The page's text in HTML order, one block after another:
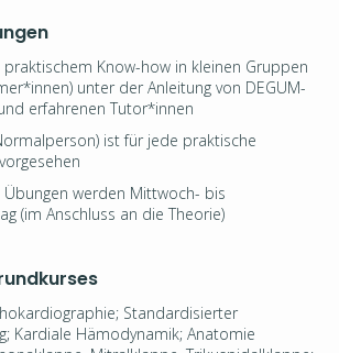
Know-how in kleinen Gruppen
unter der Anleitung von DEGUM-
erfahrenen Tutor*innen
ist für jede praktische
werden Mittwoch- bis
(im Anschluss an die Theorie)
Standardisierter
Kardiale Hämodynamik; Anatomie